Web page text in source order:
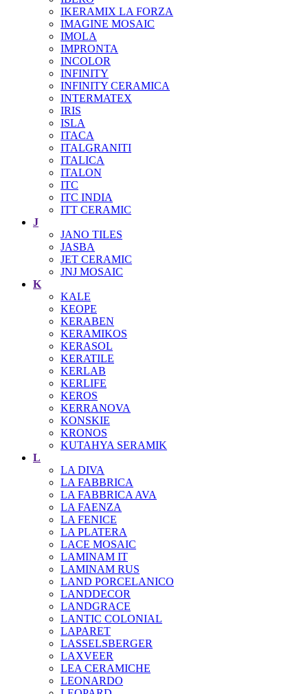
IKERAMIX LA FORZA
IMAGINE MOSAIC
IMOLA
IMPRONTA
INCOLOR
INFINITY
INFINITY CERAMICA
INTERMATEX
IRIS
ISLA
ITACA
ITALGRANITI
ITALICA
ITALON
ITC
ITC INDIA
ITT CERAMIC
J
JANO TILES
JASBA
JET CERAMIC
JNJ MOSAIC
K
KALE
KEOPE
KERABEN
KERAMIKOS
KERASOL
KERATILE
KERLAB
KERLIFE
KEROS
KERRANOVA
KONSKIE
KRONOS
KUTAHYA SERAMIK
L
LA DIVA
LA FABBRICA
LA FABBRICA AVA
LA FAENZA
LA FENICE
LA PLATERA
LACE MOSAIC
LAMINAM IT
LAMINAM RUS
LAND PORCELANICO
LANDDECOR
LANDGRACE
LANTIC COLONIAL
LAPARET
LASSELSBERGER
LAXVEER
LEA CERAMICHE
LEONARDO